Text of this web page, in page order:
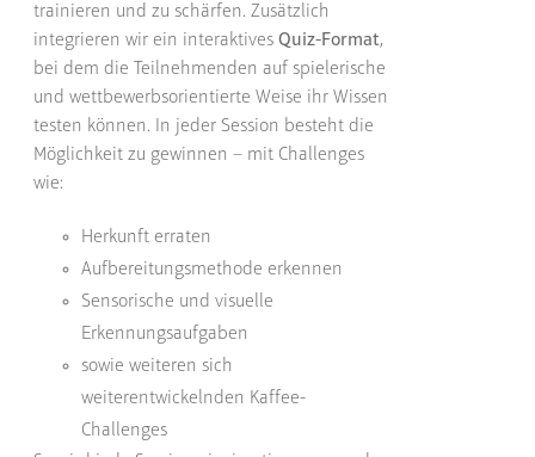
trainieren und zu schärfen. Zusätzlich
integrieren wir ein interaktivesQuiz-Format,
bei dem die Teilnehmenden auf spielerische
und wettbewerbsorientierte Weise ihr Wissen
testen können. In jeder Session besteht die
Möglichkeit zu gewinnen – mit Challenges
wie:
Herkunft erraten
Aufbereitungsmethode erkennen
Sensorische und visuelle
Erkennungsaufgaben
sowie weiteren sich
weiterentwickelnden Kaffee-
Challenges